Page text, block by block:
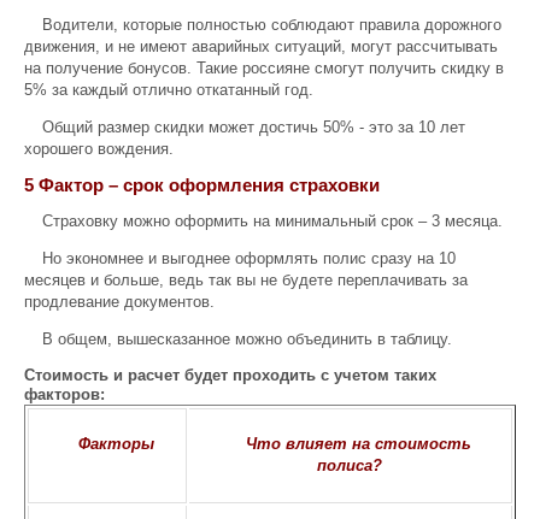
Водители, которые полностью соблюдают правила дорожного
движения, и не имеют аварийных ситуаций, могут рассчитывать
на получение бонусов. Такие россияне смогут получить скидку в
5% за каждый отлично откатанный год.
Общий размер скидки может достичь 50% - это за 10 лет
хорошего вождения.
5 Фактор – срок оформления страховки
Страховку можно оформить на минимальный срок – 3 месяца.
Но экономнее и выгоднее оформлять полис сразу на 10
месяцев и больше, ведь так вы не будете переплачивать за
продлевание документов.
В общем, вышесказанное можно объединить в таблицу.
Стоимость и расчет будет проходить с учетом таких
факторов:
Факторы
Что влияет на стоимость
полиса?